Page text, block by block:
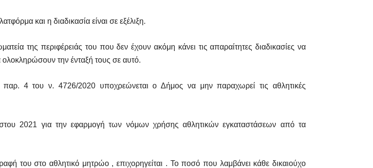
και η διαδικασία είναι σε εξέλιξη.
της περιφέρειάς του που δεν έχουν ακόμη κάνει τις απαραίτητες διαδικασίες να
την ένταξή τους σε αυτό.
4 του ν. 4726/2020 υποχρεώνεται ο Δήμος να μην παραχωρεί τις αθλητικές
2021 για την εφαρμογή των νόμων χρήσης αθλητικών εγκαταστάσεων από τα
του στο αθλητικό μητρώο , επιχορηγείται . Το ποσό που λαμβάνει κάθε δικαιούχο